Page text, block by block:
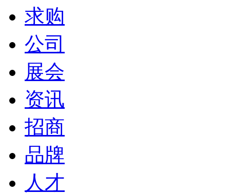
求购
公司
展会
资讯
招商
品牌
人才